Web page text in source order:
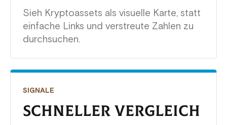
Sieh Kryptoassets als visuelle Karte, statt
einfache Links und verstreute Zahlen zu
durchsuchen.
SIGNALE
SCHNELLER VERGLEICH